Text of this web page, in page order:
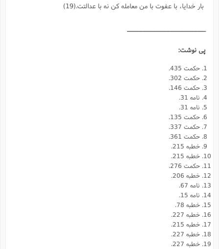
بار خدايا، با عفوت با من معامله كن نه با عدالتت‌.(19)
پی نوشت:
حكمت 435.
حكمت 302.
حكمت 146.
نامه 31.
نامه 31.
حكمت 135.
حكمت 337.
حكمت 361.
خطبه 215.
خطبه 215.
حكمت 276.
خطبه 206.
نامه 67.
نامه 15.
خطبه 78.
خطبه 227.
خطبه 215.
خطبه 227.
خطبه 227.